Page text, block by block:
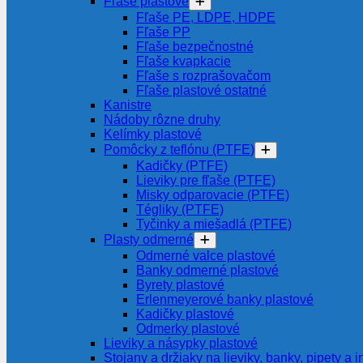
Fľaše PE, LDPE, HDPE
Fľaše PP
Fľaše bezpečnostné
Fľaše kvapkacie
Fľaše s rozprašovačom
Fľaše plastové ostatné
Kanistre
Nádoby rôzne druhy
Kelímky plastové
Pomôcky z teflónu (PTFE)
Kadičky (PTFE)
Lieviky pre fľaše (PTFE)
Misky odparovacie (PTFE)
Tégliky (PTFE)
Tyčinky a miešadlá (PTFE)
Plasty odmerné
Odmerné valce plastové
Banky odmerné plastové
Byrety plastové
Erlenmeyerové banky plastové
Kadičky plastové
Odmerky plastové
Lieviky a násypky plastové
Stojany a držiaky na lieviky, banky, pipety a